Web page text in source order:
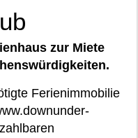
zur Miete
Ferienimmobilie